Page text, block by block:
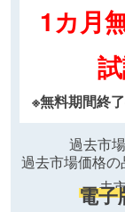
1カ月
※無料期間終
過去市
過去市場価格
去
電子